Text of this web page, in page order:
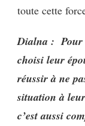
toute cette
Dialna :Pour
choisi leur
réussir à ne
situation à
c’est aussi